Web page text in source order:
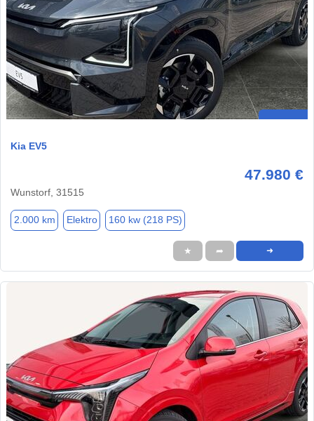
Kia EV5
47.980 €
Wunstorf, 31515
2.000 km Elektro 160 kw (218 PS)
★ ➦ ➜